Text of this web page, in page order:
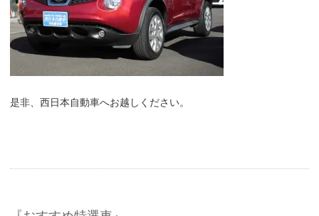
是非、西日本自動車へお越しください。